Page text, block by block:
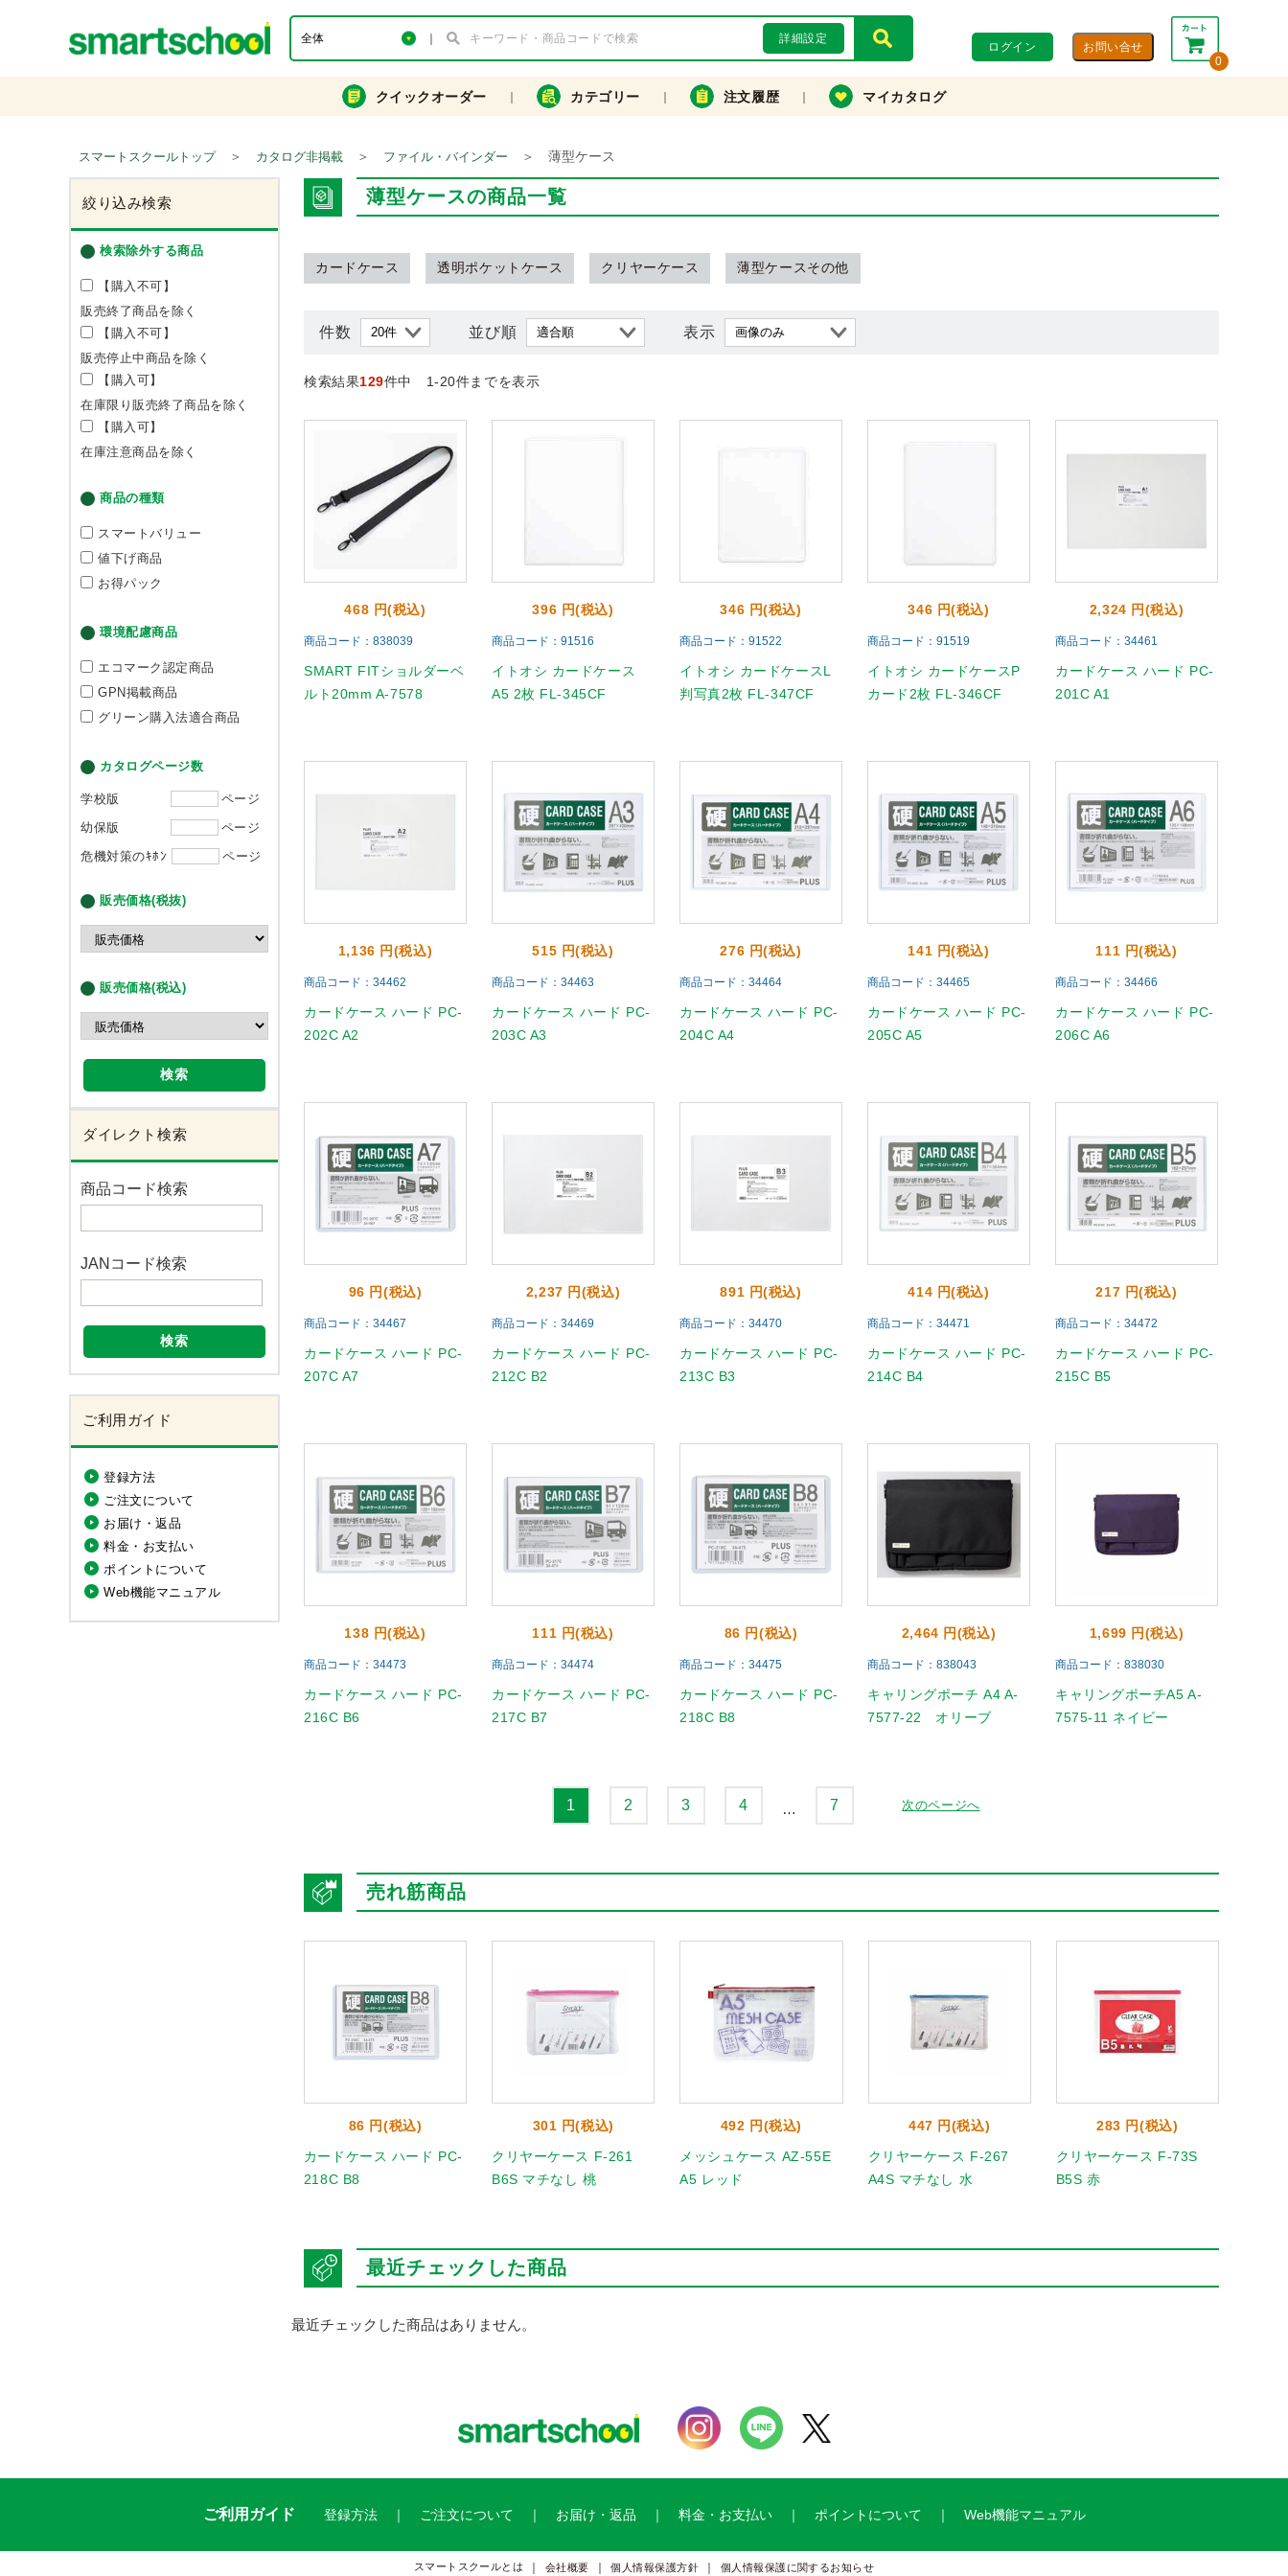
詳細設定
ログイン
0
合計： 0円
カートを見る・注文する
クイックオーダー カテゴリー 注文履歴 マイカタログ
スマートスクールトップ ＞ カタログ非掲載 ＞ ファイル・バインダー ＞ 薄型ケース
絞り込み検索
検索除外する商品
【購入不可】
販売終了商品を除く
【購入不可】
販売停止中商品を除く
【購入可】
在庫限り販売終了商品を除く
【購入可】
在庫注意商品を除く
商品の種類
スマートバリュー
値下げ商品
お得パック
環境配慮商品
エコマーク認定商品
GPN掲載商品
グリーン購入法適合商品
カタログページ数
学校版
ページ
幼保版
ページ
危機対策のｷﾎﾝ
ページ
販売価格(税抜)
販売価格(税込)
検索
ダイレクト検索
商品コード検索
JANコード検索
検索
ご利用ガイド
登録方法
ご注文について
お届け・返品
料金・お支払い
ポイントについて
Web機能マニュアル
薄型ケースの商品一覧
カードケース 透明ポケットケース クリヤーケース 薄型ケースその他
件数 並び順 表示
検索結果129件中 1-20件までを表示
468 円(税込)
商品コード：838039
SMART FITショルダーベ
ルト20mm A-7578
396 円(税込)
商品コード：91516
イトオシ カードケース
A5 2枚 FL-345CF
346 円(税込)
商品コード：91522
イトオシ カードケースL
判写真2枚 FL-347CF
346 円(税込)
商品コード：91519
イトオシ カードケースP
カード2枚 FL-346CF
2,324 円(税込)
商品コード：34461
カードケース ハード PC-
201C A1
1,136 円(税込)
商品コード：34462
カードケース ハード PC-
202C A2
515 円(税込)
商品コード：34463
カードケース ハード PC-
203C A3
276 円(税込)
商品コード：34464
カードケース ハード PC-
204C A4
141 円(税込)
商品コード：34465
カードケース ハード PC-
205C A5
111 円(税込)
商品コード：34466
カードケース ハード PC-
206C A6
96 円(税込)
商品コード：34467
カードケース ハード PC-
207C A7
2,237 円(税込)
商品コード：34469
カードケース ハード PC-
212C B2
891 円(税込)
商品コード：34470
カードケース ハード PC-
213C B3
414 円(税込)
商品コード：34471
カードケース ハード PC-
214C B4
217 円(税込)
商品コード：34472
カードケース ハード PC-
215C B5
138 円(税込)
商品コード：34473
カードケース ハード PC-
216C B6
111 円(税込)
商品コード：34474
カードケース ハード PC-
217C B7
86 円(税込)
商品コード：34475
カードケース ハード PC-
218C B8
2,464 円(税込)
商品コード：838043
キャリングポーチ A4 A-
7577-22 オリーブ
1,699 円(税込)
商品コード：838030
キャリングポーチA5 A-
7575-11 ネイビー
1 2 3 4 … 7 次のページへ
売れ筋商品
86 円(税込)
カードケース ハード PC-
218C B8
301 円(税込)
クリヤーケース F-261
B6S マチなし 桃
492 円(税込)
メッシュケース AZ-55E
A5 レッド
447 円(税込)
クリヤーケース F-267
A4S マチなし 水
283 円(税込)
クリヤーケース F-73S
B5S 赤
最近チェックした商品
最近チェックした商品はありません。
ご利用ガイド 登録方法 ご注文について お届け・返品 料金・お支払い ポイントについて Web機能マニュアル
スマートスクールとは 会社概要 個人情報保護方針 個人情報保護に関するお知らせ